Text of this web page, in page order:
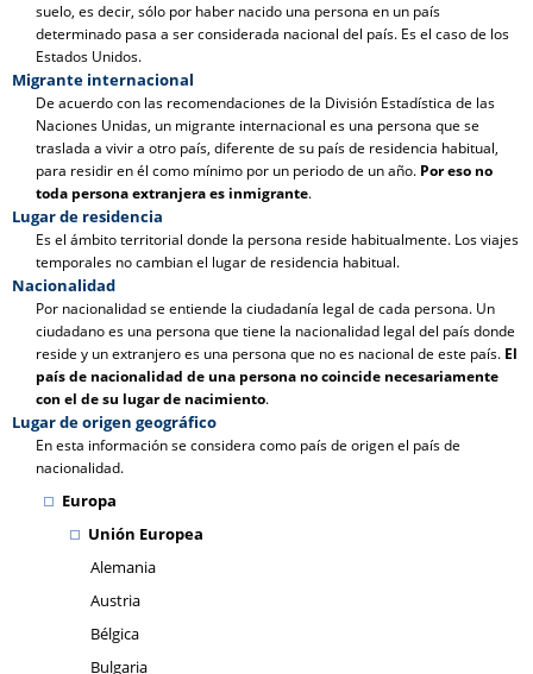
suelo, es decir, sólo por haber nacido una persona en un país
determinado pasa a ser considerada nacional del país. Es el caso de los
Estados Unidos.
Migrante internacional
De acuerdo con las recomendaciones de la División Estadística de las
Naciones Unidas, un migrante internacional es una persona que se
traslada a vivir a otro país, diferente de su país de residencia habitual,
para residir en él como mínimo por un periodo de un año. Por eso no
toda persona extranjera es inmigrante.
Lugar de residencia
Es el ámbito territorial donde la persona reside habitualmente. Los viajes
temporales no cambian el lugar de residencia habitual.
Nacionalidad
Por nacionalidad se entiende la ciudadanía legal de cada persona. Un
ciudadano es una persona que tiene la nacionalidad legal del país donde
reside y un extranjero es una persona que no es nacional de este país. El
país de nacionalidad de una persona no coincide necesariamente
con el de su lugar de nacimiento.
Lugar de origen geográfico
En esta información se considera como país de origen el país de
nacionalidad.
Europa
Unión Europea
Alemania
Austria
Bélgica
Bulgaria